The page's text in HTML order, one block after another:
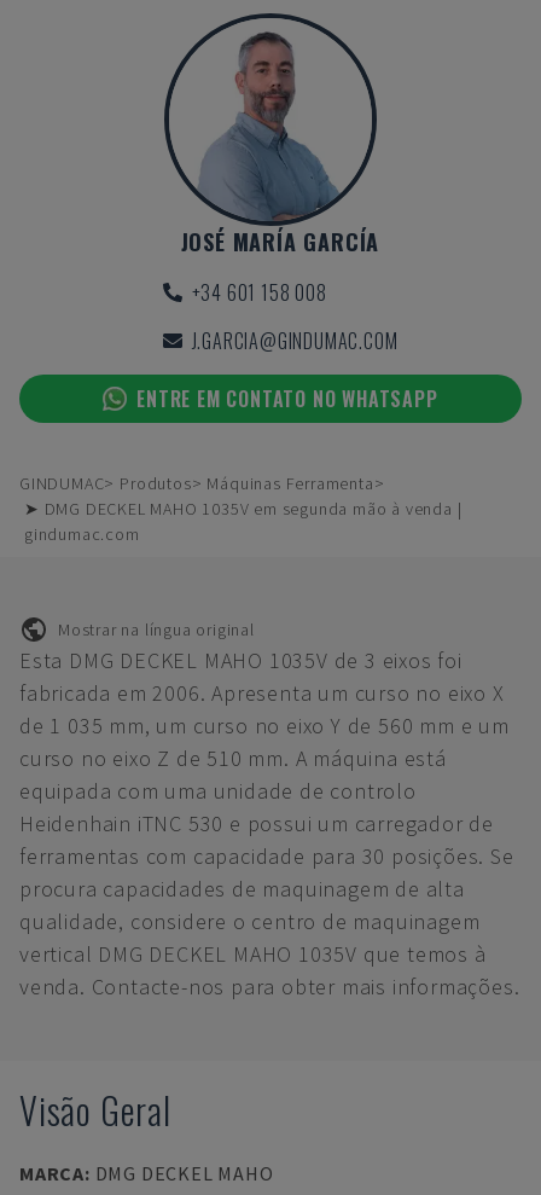
JOSÉ MARÍA GARCÍA
+34 601 158 008
J.GARCIA@GINDUMAC.COM
ENTRE EM CONTATO NO WHATSAPP
GINDUMAC Produtos
Máquinas Ferramenta
➤ DMG DECKEL MAHO 1035V em segunda mão à venda |
gindumac.com
Mostrar na língua original
Esta DMG DECKEL MAHO 1035V de 3 eixos foi
fabricada em 2006. Apresenta um curso no eixo X
de 1 035 mm, um curso no eixo Y de 560 mm e um
curso no eixo Z de 510 mm. A máquina está
equipada com uma unidade de controlo
Heidenhain iTNC 530 e possui um carregador de
ferramentas com capacidade para 30 posições. Se
procura capacidades de maquinagem de alta
qualidade, considere o centro de maquinagem
vertical DMG DECKEL MAHO 1035V que temos à
venda. Contacte-nos para obter mais informações.
Visão Geral
MARCA: DMG DECKEL MAHO